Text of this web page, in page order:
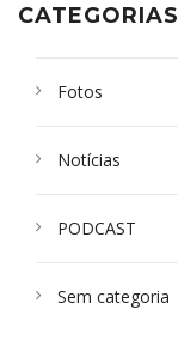
CATEGORIAS
Fotos
Notícias
PODCAST
Sem categoria